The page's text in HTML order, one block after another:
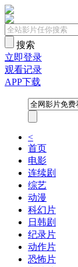
搜索
立即登录
观看记录
APP下载
<
首页
电影
连续剧
综艺
动漫
科幻片
日韩剧
纪录片
动作片
恐怖片